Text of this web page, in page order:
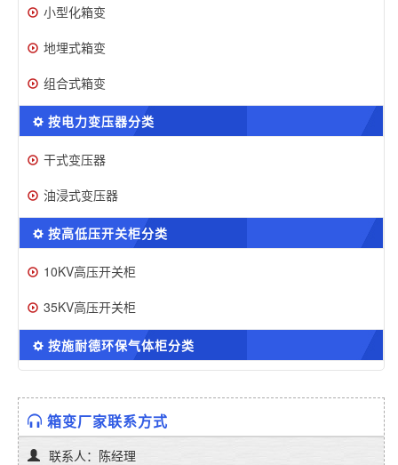
小型化箱变
地埋式箱变
组合式箱变
按电力变压器分类
干式变压器
油浸式变压器
按高低压开关柜分类
10KV高压开关柜
35KV高压开关柜
按施耐德环保气体柜分类
箱变厂家联系方式
联系人：陈经理